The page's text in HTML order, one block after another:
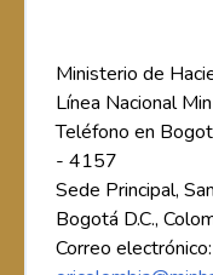
Ministerio de
Línea Nacional
Teléfono en
- 4157
Sede Principal,
Bogotá D.C.,
Correo electrónico: